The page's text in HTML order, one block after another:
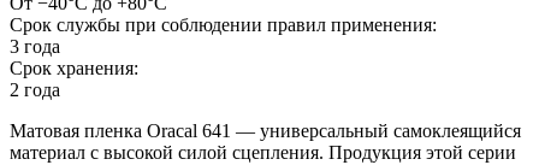
Срок службы при соблюдении правил применения:
3 года
Срок хранения:
2 года
Матовая пленка Oracal 641 — универсальный самоклеящийся
материал с высокой силой сцепления. Продукция этой серии